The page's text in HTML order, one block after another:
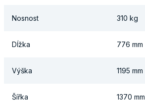
Nosnost 310 kg
Dĺžka 776 mm
Výška 1195 mm
Šířka 1370 mm